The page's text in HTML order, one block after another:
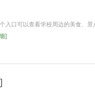
口可以查看学校周边的美食、景
]